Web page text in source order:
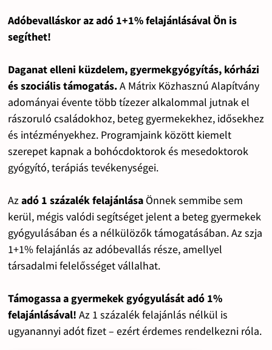
Adóbevalláskor az adó 1+1% felajánlásával Ön is
segíthet!
Daganat elleni küzdelem, gyermekgyógyítás, kórházi
és szociális támogatás.A Mátrix Közhasznú Alapítvány
adományai évente több tízezer alkalommal jutnak el
rászoruló családokhoz, beteg gyermekekhez, idősekhez
és intézményekhez. Programjaink között kiemelt
szerepet kapnak a bohócdoktorok és mesedoktorok
gyógyító, terápiás tevékenységei.
Azadó 1 százalék felajánlásaÖnnek semmibe sem
kerül, mégis valódi segítséget jelent a beteg gyermekek
gyógyulásában és a nélkülözők támogatásában. Az szja
1+1% felajánlás az adóbevallás része, amellyel
társadalmi felelősséget vállalhat.
Támogassa a gyermekek gyógyulását adó 1%
felajánlásával! Az 1 százalék felajánlás nélkül is
ugyanannyi adót fizet – ezért érdemes rendelkezni róla.